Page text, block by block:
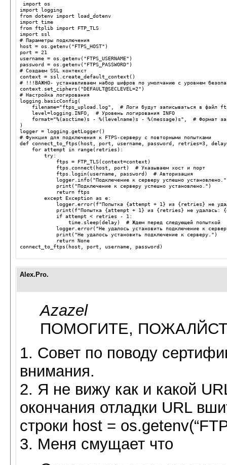
import os
import logging
from dotenv import load_dotenv
import time
from ftplib import
FTP_TLS
import
ssl
# Параметры подключения
host = os getenv("FTPS_HOST" )
port = 21
username = os getenv("FTPS_USERNAME" )
password = os getenv("FTPS_PASSWORD" )
# Создаем SSL контекст
context = ssl create_default_context ()
# !!!ВАЖНО- устанавливаем набор шифров по умолчанию с уровнем
context
set_ciphers ("DEFAULT@SECLEVEL=2" )
# Настройка логирования
logging basicConfig(
filename="ftps_upload.log"
# Логи будут записываться в файл
level=logging INFO
# Уровень логирования INFO
format="%(asctime)s - %(levelname)s - %(message)s"
# Формат
)
logger = logging getLogger()
# Функция для подключения к FTPS-серверу с повторными попытками
def connect_to_ftps (host port username password retries=3 delay
for attempt in range(retries ):
try:
ftps = FTP_TLS(context=context )
ftps
connect (host port )
# Указываем хост и порт
ftps login(username password )
# Авторизация
logger info("Подключение к серверу успешно установлено."
print ("Подключение к серверу успешно установлено." )
return ftps
except
Exception as e:
logger error(f"Попытка {attempt + 1} из {retries} не
print (f"Попытка {attempt + 1} из {retries} не удалась:
if attempt < retries - 1 :
time sleep(delay)
# Ждем перед следующей попыткой
logger error("Не удалось установить подключение к
print ("Не удалось установить подключение к серверу." )
return None
connect_to_ftps (host port username password )
Alex.Pro.
Azazel
ПОМОГИТЕ,
1. Совет по поводу
внимания.
2. Я не вижу как и какой
окончания отладки URL
строки host =
3. Меня смущает что